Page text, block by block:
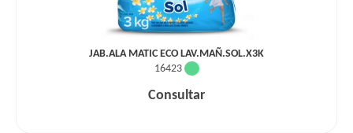
JAB.ALA MATIC ECO LAV.MAÑ.SOL.X3K
16423
Consultar